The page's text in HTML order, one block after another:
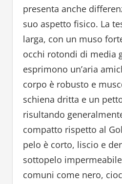
presenta anche
suo aspetto fisico. La
larga, con un muso
occhi rotondi di media
esprimono un’aria
corpo è robusto e
schiena dritta e un
risultando
compatto rispetto al
pelo è corto, liscio e
sottopelo
comuni come nero,